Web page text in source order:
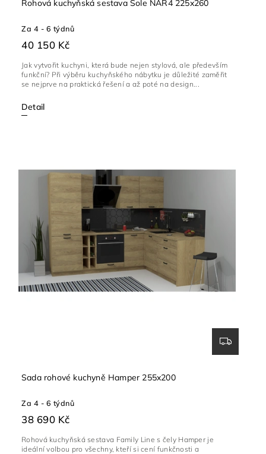
Rohová kuchyňská sestava Sole NAR4 225x260
Za 4 - 6 týdnů
40 150 Kč
Detail
Jak vytvořit kuchyni, která bude nejen stylová, ale především
funkční? Při výběru kuchyňského nábytku je důležité zaměřit
se nejprve na praktická řešení a až poté na design...
Sada rohové kuchyně Hamper 255x200
Za 4 - 6 týdnů
38 690 Kč
Rohová kuchyňská sestava Family Line s čely Hamper je
ideální volbou pro všechny, kteří si cení funkčnosti a